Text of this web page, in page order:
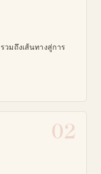
มถึงเส้นทางสู่การ
02